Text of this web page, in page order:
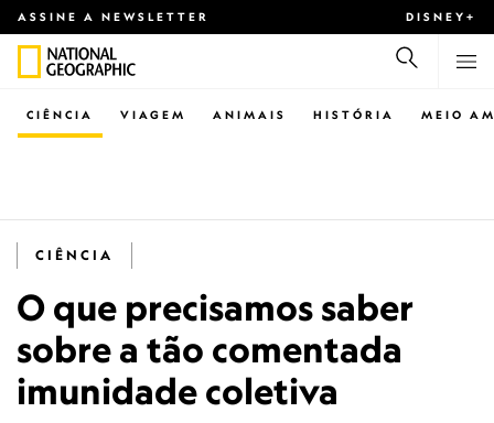
ASSINE A NEWSLETTER DISNEY+
CIÊNCIA VIAGEM ANIMAIS HISTÓRIA MEIO
CIÊNCIA
O que precisamos saber
sobre a tão comentada
imunidade coletiva